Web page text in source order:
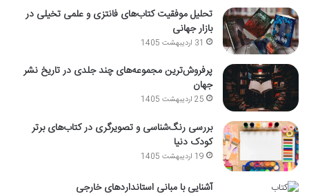
تحلیل موفقیت کتاب‌های فانتزی و علمی تخیلی در
بازار جهانی
31 اردیبهشت 1405
پرفروش‌ترین مجموعه‌های چند جلدی در تاریخ نشر
جهان
25 اردیبهشت 1405
بررسی رنگ‌شناسی و تصویرگری در کتاب‌های برتر
کودک دنیا
19 اردیبهشت 1405
آشنایی با مبانی استانداردهای خارجی